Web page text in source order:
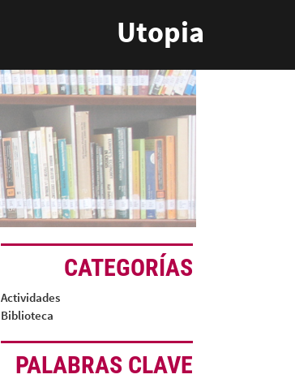
Utopia
CATEGORÍAS
Actividades
Biblioteca
PALABRAS CLAVE